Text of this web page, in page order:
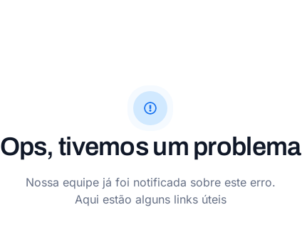
Ops, tivemos um problema
Nossa equipe já foi notificada sobre este erro.
Aqui estão alguns links úteis